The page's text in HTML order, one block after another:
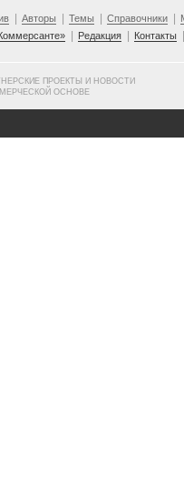
Авторы Темы Справочники
Редакция Контакты
ПРОЕКТЫ И НОВОСТИ
ОСНОВЕ